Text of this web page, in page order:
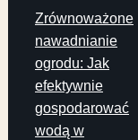
Zrównoważone
nawadnianie
ogrodu: Jak
efektywnie
gospodarować
wodą w